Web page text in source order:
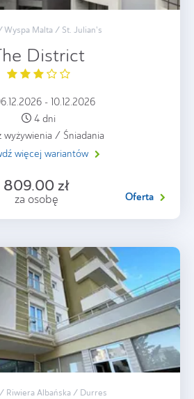
Wyspa Malta / St. Julian's
District
- 10.12.2026
4 dni
wyżywienia / Śniadania
więcej wariantów
809.00 zł
za osobę Oferta
Riwiera Albańska / Durres